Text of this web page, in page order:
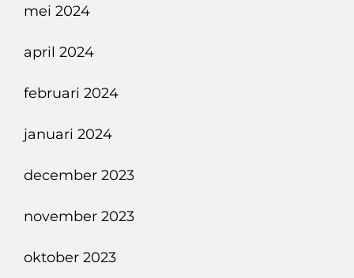
mei 2024
april 2024
februari 2024
januari 2024
december 2023
november 2023
oktober 2023